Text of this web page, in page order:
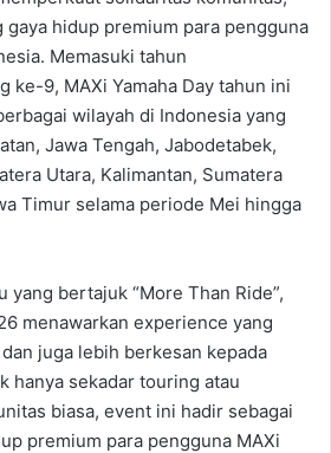
hidup premium para pengguna
Memasuki tahun
ke-9, MAXi Yamaha Day tahun ini
wilayah di Indonesia yang
Jawa Tengah, Jabodetabek,
Utara, Kalimantan, Sumatera
Timur selama periode Mei hingga
yang bertajuk “More Than Ride”,
menawarkan experience yang
juga lebih berkesan kepada
hanya sekadar touring atau
biasa, event ini hadir sebagai
premium para pengguna MAXi